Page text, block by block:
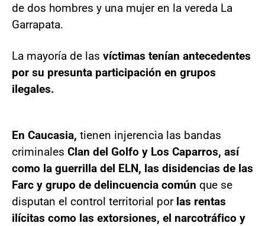
de dos hombres y una mujer en la vereda La
Garrapata.
La mayoría de las víctimas tenían antecedentes
por su presunta participación en grupos
ilegales.
En Caucasia, tienen injerencia las bandas
criminales Clan del Golfo y Los Caparros, así
como la guerrilla del ELN, las disidencias de las
Farc y grupo de delincuencia común que se
disputan el control territorial por las rentas
ilícitas como las extorsiones, el narcotráfico y